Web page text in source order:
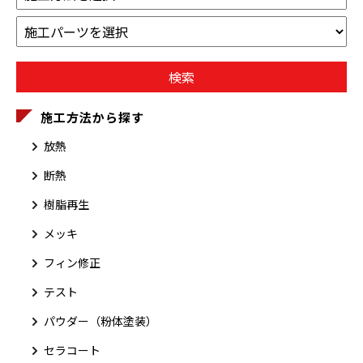
施工方法から探す
放熱
断熱
樹脂再生
メッキ
フィン修正
テスト
パウダー（粉体塗装）
セラコート